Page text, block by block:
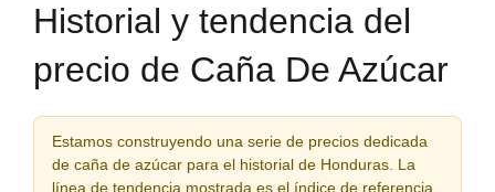
Historial y tendencia del
precio de Caña De Azúcar
Estamos construyendo una serie de precios dedicada
de caña de azúcar para el historial de Honduras. La
línea de tendencia mostrada es el índice de referencia